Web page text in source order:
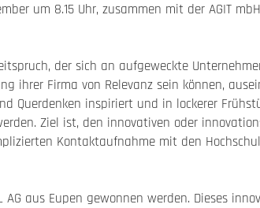
um 8.15 Uhr, zusammen mit der AGIT
der sich an aufgeweckte
ihrer Firma von Relevanz sein können,
Querdenken inspiriert und in lockerer
Ziel ist, den innovativen oder
Kontaktaufnahme mit den
aus Eupen gewonnen werden. Dieses